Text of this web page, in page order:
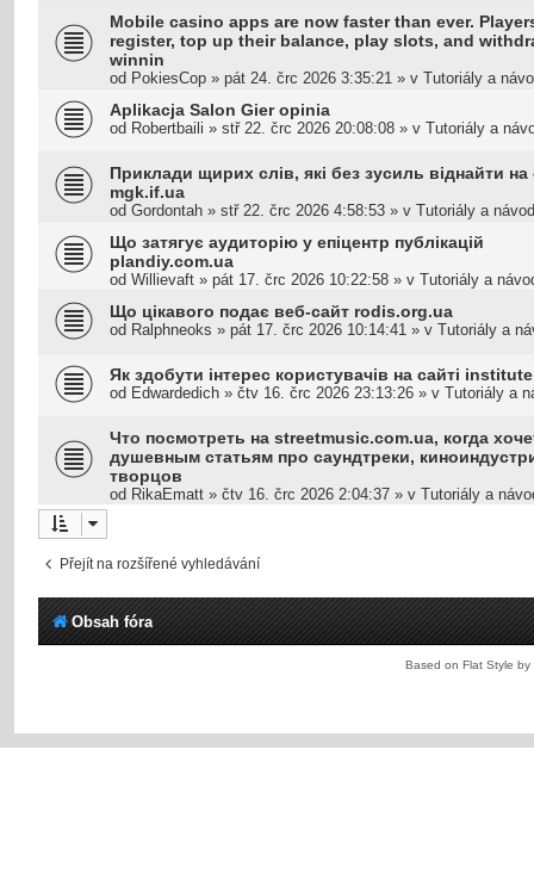
Mobile casino apps are now faster than ever.
register, top up their balance, play slots, and
winnin
od PokiesCop » pát 24. črc 2026 3:35:21 » v Tutoriály a
Aplikacja Salon Gier opinia
od Robertbaili » stř 22. črc 2026 20:08:08 » v Tutoriály a
Приклади щирих слів, які без зусиль віднайти на
mgk.if.ua
od Gordontah » stř 22. črc 2026 4:58:53 » v Tutoriály a
Що затягує аудиторію у епіцентр публікацій
plandiy.com.ua
od Willievaft » pát 17. črc 2026 10:22:58 » v Tutoriály a
Що цікавого подає веб-сайт rodis.org.ua
od Ralphneoks » pát 17. črc 2026 10:14:41 » v Tutoriály a
Як здобути інтерес користувачів на сайті
od Edwardedich » čtv 16. črc 2026 23:13:26 » v Tutoriály a
Что посмотреть на streetmusic.com.ua, когда
душевным статьям про саундтреки,
творцов
od RikaEmatt » čtv 16. črc 2026 2:04:37 » v Tutoriály a
Přejít na rozšířené vyhledávání
Obsah fóra
Based on Flat Style by